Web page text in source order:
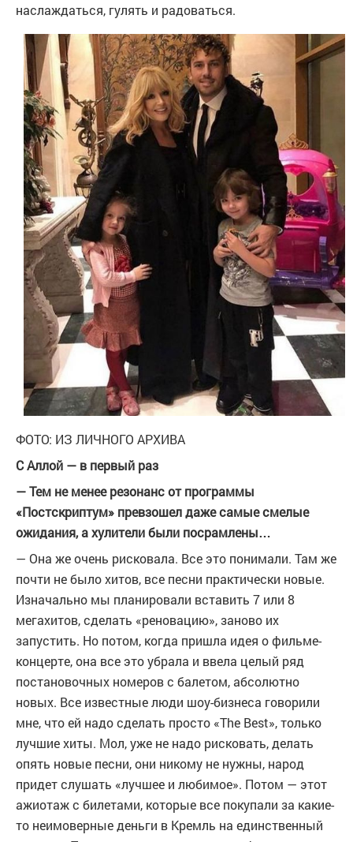
наслаждаться, гулять и радоваться.
ФОТО: ИЗ ЛИЧНОГО АРХИВА
С Аллой — в первый раз
— Тем не менее резонанс от программы
«Постскриптум» превзошел даже самые смелые
ожидания, а хулители были посрамлены…
— Она же очень рисковала. Все это понимали. Там же
почти не было хитов, все песни практически новые.
Изначально мы планировали вставить 7 или 8
мегахитов, сделать «реновацию», заново их
запустить. Но потом, когда пришла идея о фильме-
концерте, она все это убрала и ввела целый ряд
постановочных номеров с балетом, абсолютно
новых. Все известные люди шоу-бизнеса говорили
мне, что ей надо сделать просто «The Best», только
лучшие хиты. Мол, уже не надо рисковать, делать
опять новые песни, они никому не нужны, народ
придет слушать «лучшее и любимое». Потом — этот
ажиотаж с билетами, которые все покупали за какие-
то неимоверные деньги в Кремль на единственный